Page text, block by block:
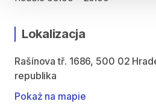
Lokalizacja
Rašínova tř. 1686, 500 02
republika
Pokaż na mapie